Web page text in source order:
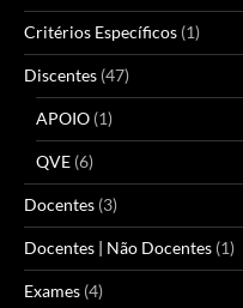
Critérios Específicos (1)
Discentes (47)
APOIO (1)
QVE (6)
Docentes (3)
Docentes | Não Docentes (1)
Exames (4)